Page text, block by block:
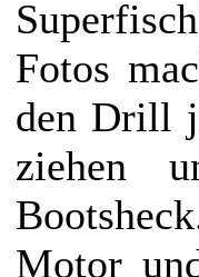
Fotos
den Drill
ziehen
Motor